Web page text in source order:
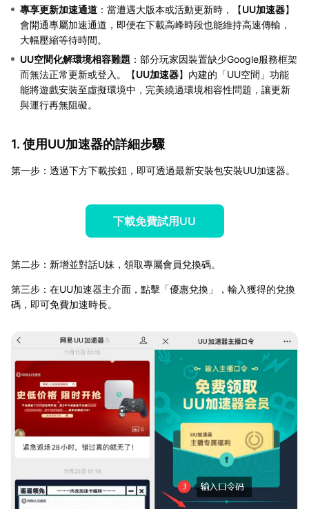
專享更新加速通道 ：當遭遇大版本或活動更新時，【UU加速器】
會開通專屬加速通道，即便在下載高峰時段也能維持高速傳輸，
大幅壓縮等待時間。
UU空間化解環境相容難題 ：部分玩家因裝置缺少Google服務框架
而無法正常更新或登入。【UU加速器】內建的「UU空間」功能
能將遊戲安裝至虛擬環境中，完美繞過環境相容性問題，讓更新
與運行再無阻礙。
1. 使用UU加速器的詳細步驟
第一步：透過下方下載按鈕，即可透過最新安裝包安裝UU加速器。
下載免費試用UU
第二步：新增並對話U妹，領取專屬會員兌換碼。
第三步：在UU加速器主介面，點擊「優惠兌換」，輸入獲得的兌換
碼，即可免費加速時長。